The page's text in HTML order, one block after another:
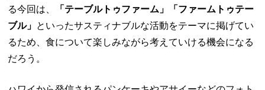
る今回は、
「テーブルトゥファーム」「ファームトゥテー
ブル」 といったサスティナブルな活動をテーマに掲げてい
るため、食について楽しみながら考えていける機会になる
だろう。